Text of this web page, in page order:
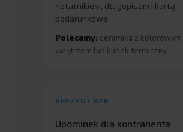
notatnikiem, długopisem i kartą
podarunkową.
Polecamy: ceramika z kolorowym
wnętrzem lub kubek termiczny
PREZENT B2B
Upominek dla kontrahenta